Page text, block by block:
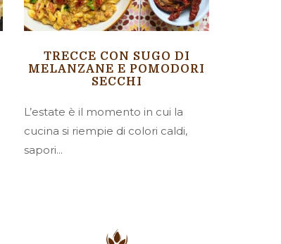
TRECCE CON SUGO DI
MELANZANE E POMODORI
SECCHI
L’estate è il momento in cui la
cucina si riempie di colori caldi,
sapori...